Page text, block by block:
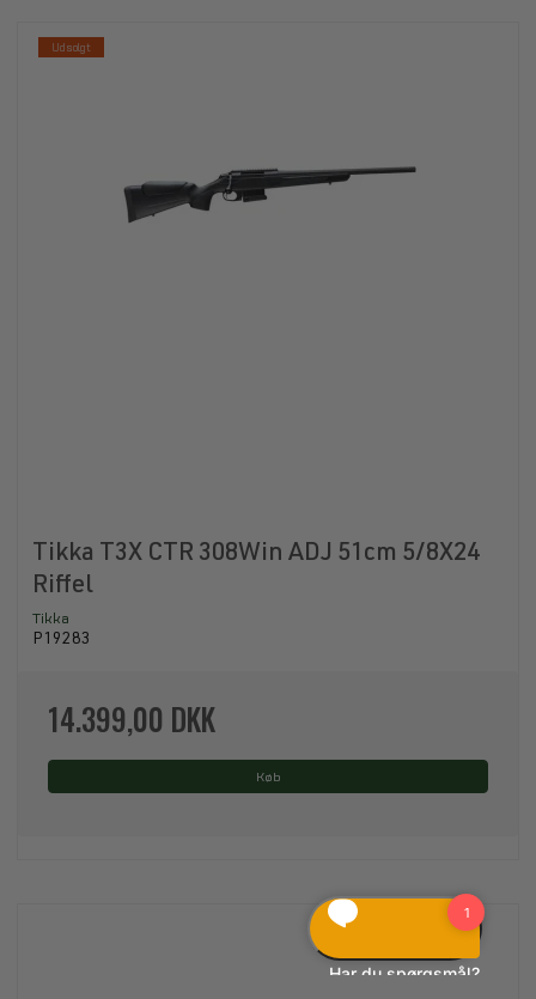
Udsolgt
Tikka T3X CTR 308Win ADJ 51cm 5/8X24
Riffel
Tikka
P19283
14.399,00 DKK
Køb